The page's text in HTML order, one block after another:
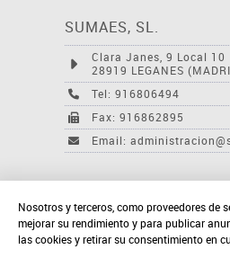
SUMAES, SL.
Clara Janes, 9 Local 10
28919 LEGANES
Tel: 916806494
Fax: 916862895
Email:
Nosotros y terceros, como proveedores de
mejorar su rendimiento y para publicar
las cookies y retirar su consentimiento en